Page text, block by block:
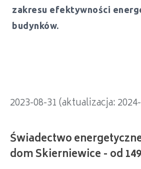
zakresu efektywności
budynków.
2023-08-31 (aktualizacja:
Świadectwo energetyczne